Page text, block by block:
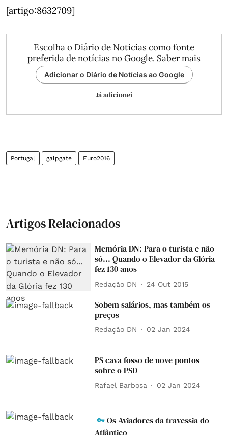
[artigo:8632709]
Escolha o Diário de Notícias como fonte
preferida de notícias no Google. Saber mais
Adicionar o Diário de Notícias ao Google
Já adicionei
Portugal galpgate Euro2016
Artigos Relacionados
Memória DN: Para o turista e não
só... Quando o Elevador da Glória
fez 130 anos
Redação DN 24 Out 2015
Sobem salários, mas também os
preços
Redação DN 02 Jan 2024
PS cava fosso de nove pontos
sobre o PSD
Rafael Barbosa 02 Jan 2024
Os Aviadores da travessia do
Atlântico